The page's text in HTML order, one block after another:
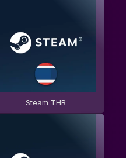
Steam THB